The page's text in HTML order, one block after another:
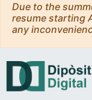
Due to the
resume starting
any